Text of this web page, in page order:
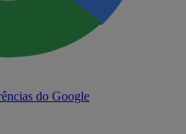
do Google